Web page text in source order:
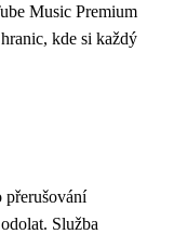
Music Premium
kde si každý
přerušování
Služba